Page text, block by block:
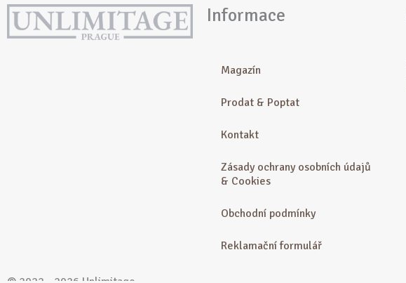
Informace
Magazín
Prodat & Poptat
Kontakt
Zásady ochrany osobních údajů
& Cookies
Obchodní podmínky
Reklamační formulář